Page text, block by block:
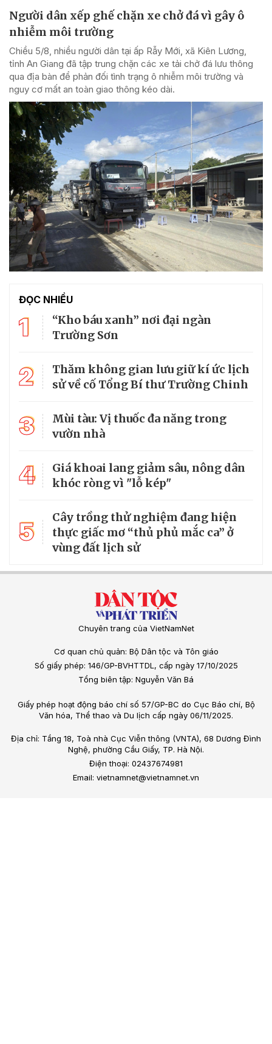
Người dân xếp ghế chặn xe chở đá vì gây ô
nhiễm môi trường
Chiều 5/8, nhiều người dân tại ấp Rẫy Mới, xã Kiên Lương,
tỉnh An Giang đã tập trung chặn các xe tải chở đá lưu thông
qua địa bàn để phản đối tình trạng ô nhiễm môi trường và
nguy cơ mất an toàn giao thông kéo dài.
ĐỌC NHIỀU
1
“Kho báu xanh” nơi đại ngàn
Trường Sơn
2
Thăm không gian lưu giữ kí ức lịch
sử về cố Tổng Bí thư Trường Chinh
3
Mùi tàu: Vị thuốc đa năng trong
vườn nhà
4
Giá khoai lang giảm sâu, nông dân
khóc ròng vì "lỗ kép"
5
Cây trồng thử nghiệm đang hiện
thực giấc mơ “thủ phủ mắc ca” ở
vùng đất lịch sử
Chuyên trang của VietNamNet
Cơ quan chủ quản: Bộ Dân tộc và Tôn giáo
Số giấy phép: 146/GP-BVHTTDL, cấp ngày 17/10/2025
Tổng biên tập: Nguyễn Văn Bá
Giấy phép hoạt động báo chí số 57/GP-BC do Cục Báo chí, Bộ
Văn hóa, Thể thao và Du lịch cấp ngày 06/11/2025.
Địa chỉ: Tầng 18, Toà nhà Cục Viễn thông (VNTA), 68 Dương Đình
Nghệ, phường Cầu Giấy, TP. Hà Nội.
Điện thoại: 02437674981
Email: vietnamnet@vietnamnet.vn